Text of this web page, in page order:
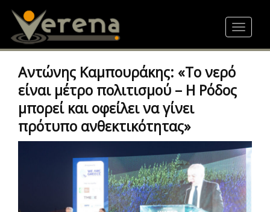
content
Toggle
Αντώνης Καμπουράκης: «Το νερό
είναι μέτρο πολιτισμού – Η Ρόδος
μπορεί και οφείλει να γίνει
πρότυπο ανθεκτικότητας»